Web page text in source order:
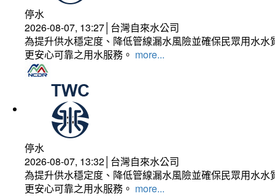
停水
2026-08-07, 13:27│台灣自來水公司
為提升供水穩定度、降低管線漏水風險並確保民眾用水
更安心可靠之用水服務。 more...
停水
2026-08-07, 13:32│台灣自來水公司
為提升供水穩定度、降低管線漏水風險並確保民眾用水
更安心可靠之用水服務。 more...